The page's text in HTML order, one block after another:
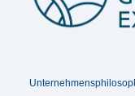
Navigation
überspringen